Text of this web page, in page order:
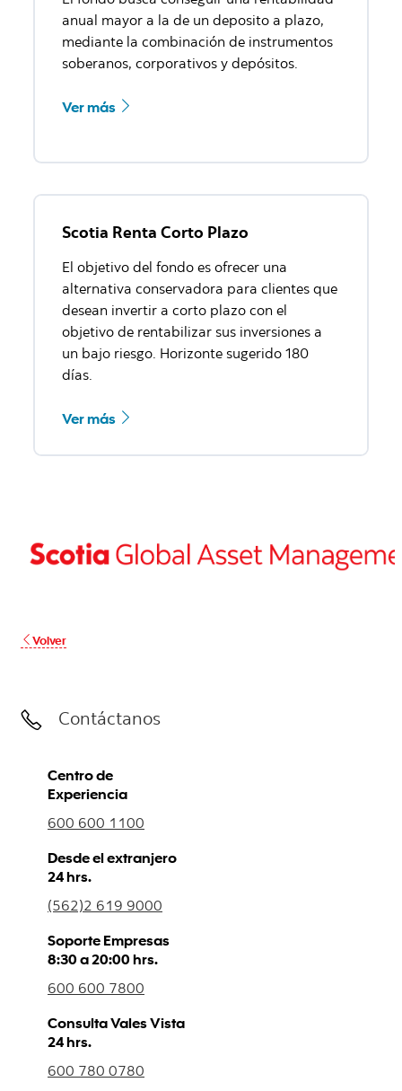
anual mayor a la de un deposito a plazo,
mediante la combinación de instrumentos
soberanos, corporativos y depósitos.
Ver más
Scotia Renta Corto Plazo
El objetivo del fondo es ofrecer una
alternativa conservadora para clientes que
desean invertir a corto plazo con el
objetivo de rentabilizar sus inversiones a
un bajo riesgo. Horizonte sugerido 180
días.
Ver más
Volver
Contáctanos
Centro de
Experiencia
600 600 1100
Desde el extranjero
24 hrs.
(562)2 619 9000
Soporte Empresas
8:30 a 20:00 hrs.
600 600 7800
Consulta Vales Vista
24 hrs.
600 780 0780